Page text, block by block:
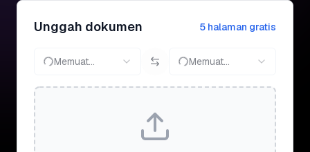
Unggah dokumen 5 halaman gratis
Memuat... Memuat...